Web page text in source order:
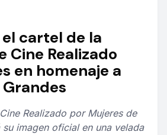
cartel de la
Cine Realizado
en homenaje a
Realizado por Mujeres de
su imagen oficial en una velada